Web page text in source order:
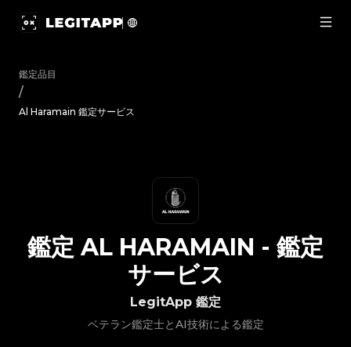
鑑定品目
/
Al Haramain 鑑定サービス
LegitApp 鑑定
ベテラン鑑定士とAI技術による鑑定
鑑定 AL HARAMAIN - 鑑定
サービス